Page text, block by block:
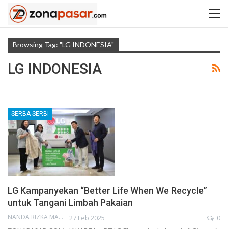
Browsing Tag: "LG INDONESIA"
LG INDONESIA
SERBA-SERBI
LG Kampanyekan “Better Life When We Recycle”
untuk Tangani Limbah Pakaian
NANDA RIZKA MAHENDRA 27 Feb 2025 0